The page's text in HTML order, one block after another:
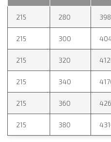
215 280
215 300
215 320
215 340
215 360
215 380